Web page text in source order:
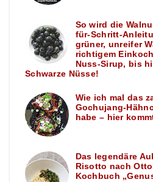
So wird die
für-Schritt-
grüner, unreifer
richtigem
Nuss-Sirup, bis
Schwarze Nüsse!
Wie ich mal das
Gochujang-
habe – hier
Das legendäre
Risotto nach
Kochbuch